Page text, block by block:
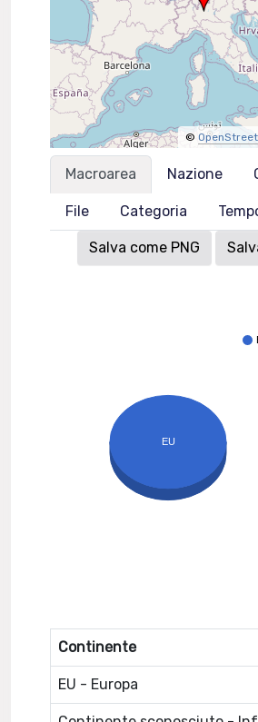
©
Macroarea Nazione
File Categoria
Salva come PNG
EU
Continente
EU - Europa